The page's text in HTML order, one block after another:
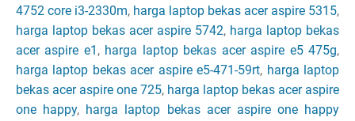
4752 core i3-2330m, harga laptop bekas acer aspire 5315,
harga laptop bekas acer aspire 5742, harga laptop bekas
acer aspire e1 , harga laptop bekas acer aspire e5 475g,
harga laptop bekas acer aspire e5-471-59rt, harga laptop
bekas acer aspire one 725, harga laptop bekas acer aspire
one happy, harga laptop bekas acer aspire one happy